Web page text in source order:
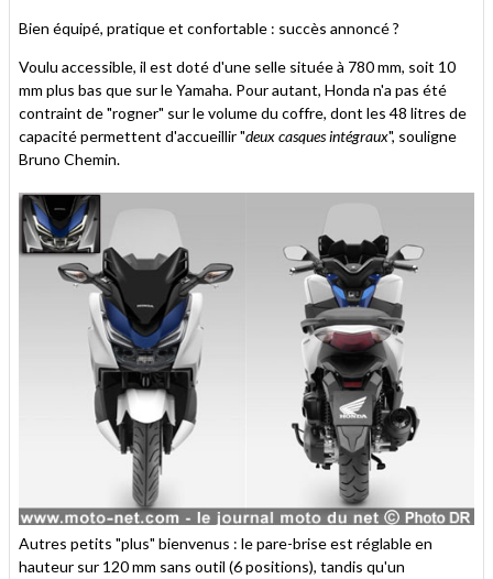
Bien équipé, pratique et confortable : succès annoncé ?
Voulu accessible, il est doté d'une selle située à 780 mm, soit 10
mm plus bas que sur le Yamaha. Pour autant, Honda n'a pas été
contraint de "rogner" sur le volume du coffre, dont les 48 litres de
capacité permettent d'accueillir "deux casques intégraux", souligne
Bruno Chemin.
Autres petits "plus" bienvenus : le pare-brise est réglable en
hauteur sur 120 mm sans outil (6 positions), tandis qu'un